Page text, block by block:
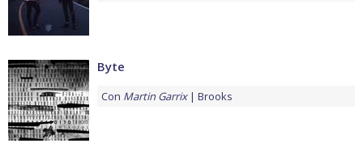
Byte
Con Martin Garrix Brooks